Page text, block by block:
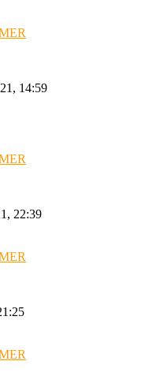
14:59
22:39